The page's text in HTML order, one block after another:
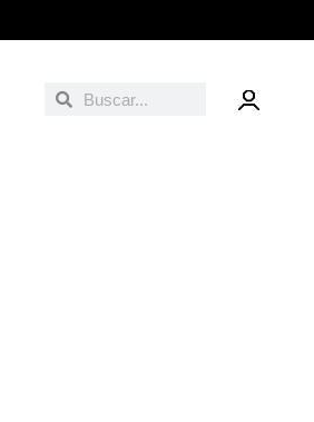
BuscarBuscar